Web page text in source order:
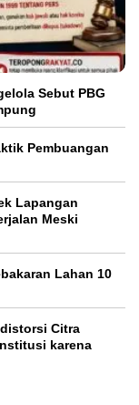
Sebut PBG
Pembuangan
Lapangan
Meski
Lahan 10
Citra
karena